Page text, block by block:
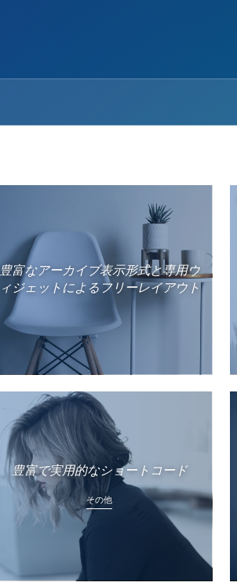
豊富なアーカイブ表示形式と専用ウ
ィジェットによるフリーレイアウト
豊富で実用的なショートコード
その他